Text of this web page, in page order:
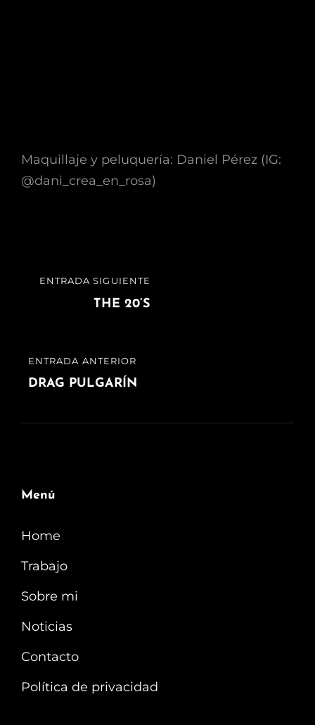
Maquillaje y peluquería: Daniel Pérez (IG:
@dani_crea_en_rosa)
Navegación
ENTRADA
ANTERIOR
ENTRADA ANTERIOR
DRAG PULGARÍN
ENTRADA
SIGUIENTE
ENTRADA SIGUIENTE
THE 20’S
Menú
Home
Trabajo
Sobre mi
Noticias
Contacto
Política de privacidad